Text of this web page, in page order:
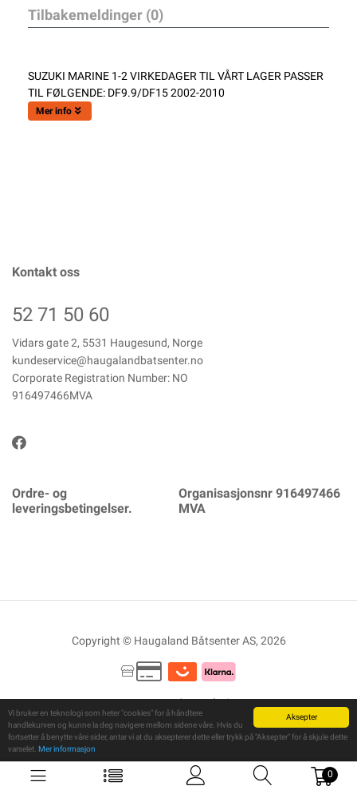
Aksepter
Vi bruker en teknologi som heter "cookies" for å håndtere
handlekurven og kunne la deg navigere mellom sidene våre. Hvis du
fortsetter å benytte våre sider, antar vi at du aksepterer dette eller trykk på "Aksepter" for å skjule dette
varselet. Mer informasjon
0
Tilbakemeldinger (0)
SUZUKI MARINE 1-2 VIRKEDAGER TIL VÅRT LAGER PASSER
TIL FØLGENDE: DF9.9/DF15 2002-2010
Mer info
Kontakt oss
52 71 50 60
Vidars gate 2, 5531 Haugesund, Norge
kundeservice@haugalandbatsenter.no
Corporate Registration Number: NO
916497466MVA
Ordre- og
leveringsbetingelser.
Organisasjonsnr 916497466
MVA
Copyright © Haugaland Båtsenter AS, 2026
Powered ByTelaris